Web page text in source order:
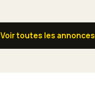
Voir toutes les annonces